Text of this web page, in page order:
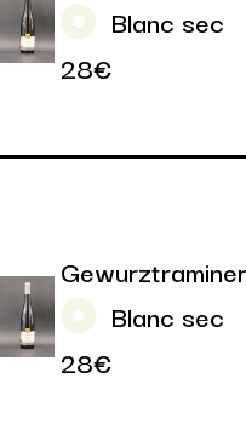
Blanc sec
28€
Blanc sec
28€